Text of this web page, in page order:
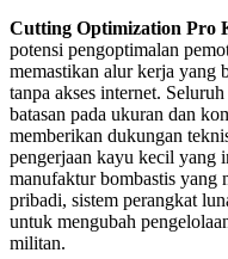
Cutting Optimization Pro
potensi pengoptimalan
memastikan alur kerja yang
tanpa akses internet.
batasan pada ukuran dan
memberikan dukungan
pengerjaan kayu kecil yang
manufaktur bombastis yang
pribadi, sistem perangkat
untuk mengubah
militan.